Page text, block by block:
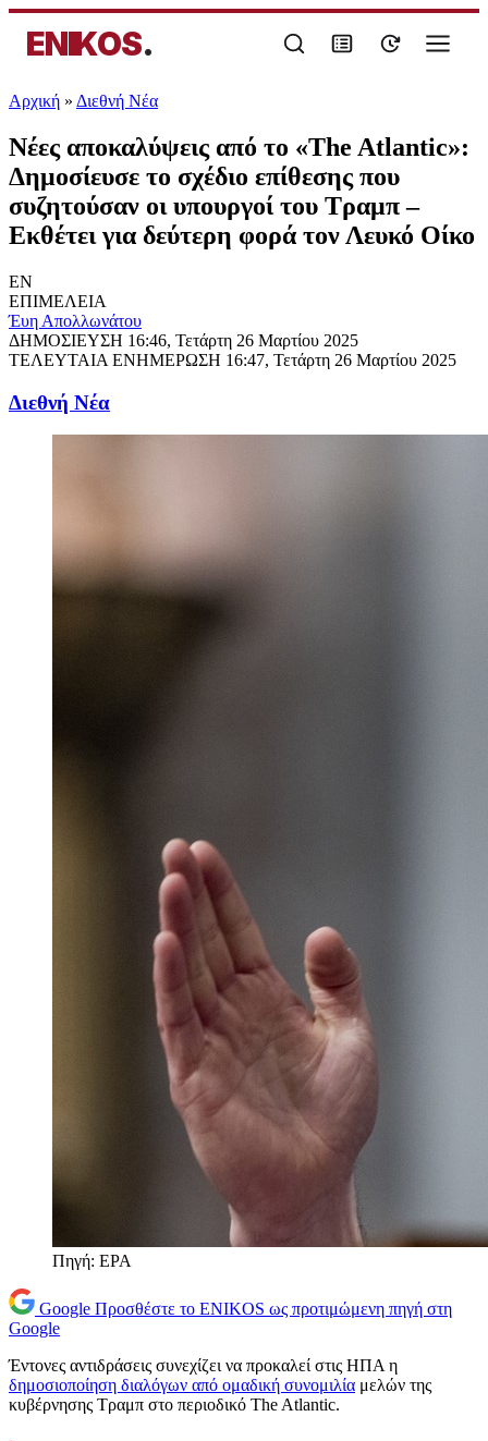
ENIKOS.
Αρχική » Διεθνή Νέα
Νέες αποκαλύψεις από το «The Atlantic»:
Δημοσίευσε το σχέδιο επίθεσης που
συζητούσαν οι υπουργοί του Τραμπ –
Εκθέτει για δεύτερη φορά τον Λευκό Οίκο
EN
ΕΠΙΜΕΛΕΙΑ
Έυη Απολλωνάτου
ΔΗΜΟΣΙΕΥΣΗ 16:46, Τετάρτη 26 Μαρτίου 2025
ΤΕΛΕΥΤΑΙΑ ΕΝΗΜΕΡΩΣΗ 16:47, Τετάρτη 26 Μαρτίου 2025
Διεθνή Νέα
Πηγή: ΕΡΑ
Google Προσθέστε το ENIKOS ως προτιμώμενη πηγή στη
Google
Έντονες αντιδράσεις συνεχίζει να προκαλεί στις ΗΠΑ η
δημοσιοποίηση διαλόγων από ομαδική συνομιλία μελών της
κυβέρνησης Τραμπ στο περιοδικό The Atlantic.